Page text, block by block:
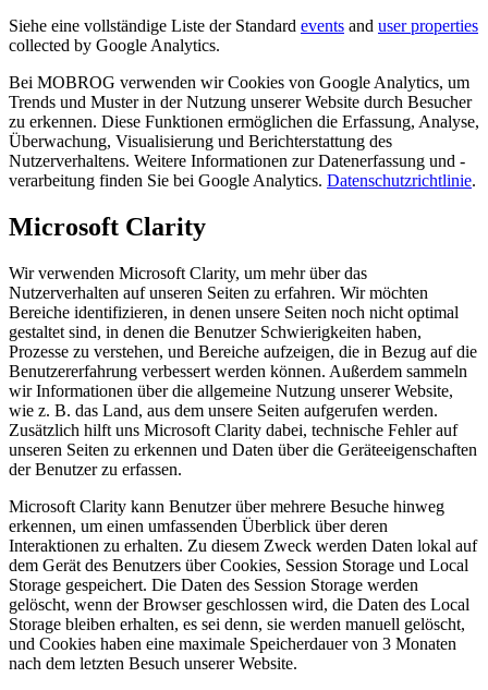
Siehe eine vollständige Liste der Standard events and user properties
collected by Google Analytics.
Bei MOBROG verwenden wir Cookies von Google Analytics, um
Trends und Muster in der Nutzung unserer Website durch Besucher
zu erkennen. Diese Funktionen ermöglichen die Erfassung, Analyse,
Überwachung, Visualisierung und Berichterstattung des
Nutzerverhaltens. Weitere Informationen zur Datenerfassung und -
verarbeitung finden Sie bei Google Analytics. Datenschutzrichtlinie.
Microsoft Clarity
Wir verwenden Microsoft Clarity, um mehr über das
Nutzerverhalten auf unseren Seiten zu erfahren. Wir möchten
Bereiche identifizieren, in denen unsere Seiten noch nicht optimal
gestaltet sind, in denen die Benutzer Schwierigkeiten haben,
Prozesse zu verstehen, und Bereiche aufzeigen, die in Bezug auf die
Benutzererfahrung verbessert werden können. Außerdem sammeln
wir Informationen über die allgemeine Nutzung unserer Website,
wie z. B. das Land, aus dem unsere Seiten aufgerufen werden.
Zusätzlich hilft uns Microsoft Clarity dabei, technische Fehler auf
unseren Seiten zu erkennen und Daten über die Geräteeigenschaften
der Benutzer zu erfassen.
Microsoft Clarity kann Benutzer über mehrere Besuche hinweg
erkennen, um einen umfassenden Überblick über deren
Interaktionen zu erhalten. Zu diesem Zweck werden Daten lokal auf
dem Gerät des Benutzers über Cookies, Session Storage und Local
Storage gespeichert. Die Daten des Session Storage werden
gelöscht, wenn der Browser geschlossen wird, die Daten des Local
Storage bleiben erhalten, es sei denn, sie werden manuell gelöscht,
und Cookies haben eine maximale Speicherdauer von 3 Monaten
nach dem letzten Besuch unserer Website.